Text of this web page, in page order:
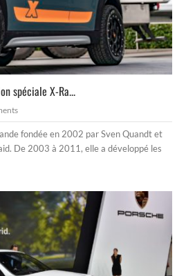
spéciale X-Ra...
fondée en 2002 par Sven Quandt et
De 2003 à 2011, elle a développé les